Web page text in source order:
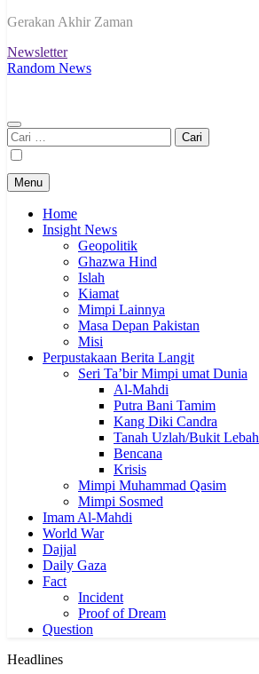
Gerakan Akhir Zaman
Newsletter
Random News
Cari
untuk:
Menu
Home
Insight News
Geopolitik
Ghazwa Hind
Islah
Kiamat
Mimpi Lainnya
Masa Depan Pakistan
Misi
Perpustakaan Berita Langit
Seri Ta’bir Mimpi umat Dunia
Al-Mahdi
Putra Bani Tamim
Kang Diki Candra
Tanah Uzlah/Bukit Lebah
Bencana
Krisis
Mimpi Muhammad Qasim
Mimpi Sosmed
Imam Al-Mahdi
World War
Dajjal
Daily Gaza
Fact
Incident
Proof of Dream
Question
Headlines